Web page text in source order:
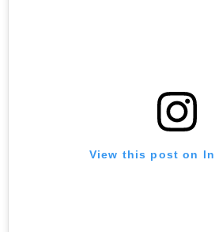
View this post on